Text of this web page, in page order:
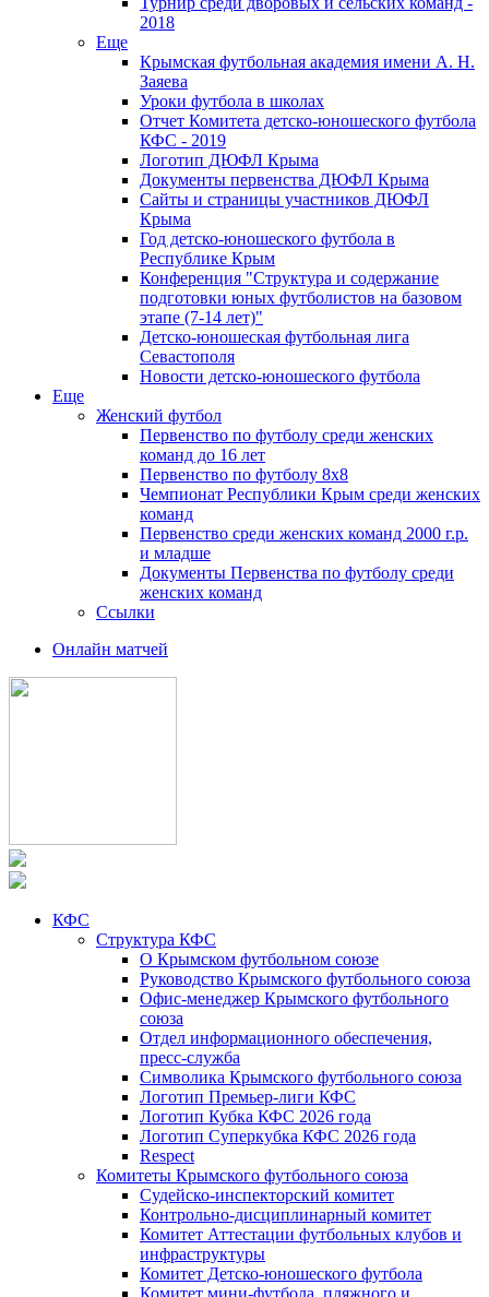
2018
Еще
Крымская футбольная академия имени А. Н.
Заяева
Уроки футбола в школах
Отчет Комитета детско-юношеского футбола
КФС - 2019
Логотип ДЮФЛ Крыма
Документы первенства ДЮФЛ Крыма
Сайты и страницы участников ДЮФЛ
Крыма
Год детско-юношеского футбола в
Республике Крым
Конференция "Структура и содержание
подготовки юных футболистов на базовом
этапе (7-14 лет)"
Детско-юношеская футбольная лига
Севастополя
Новости детско-юношеского футбола
Еще
Женский футбол
Первенство по футболу среди женских
команд до 16 лет
Первенство по футболу 8х8
Чемпионат Республики Крым среди женских
команд
Первенство среди женских команд 2000 г.р.
и младше
Документы Первенства по футболу среди
женских команд
Ссылки
Онлайн матчей
КФС
Структура КФС
О Крымском футбольном союзе
Руководство Крымского футбольного союза
Офис-менеджер Крымского футбольного
союза
Отдел информационного обеспечения,
пресс-служба
Символика Крымского футбольного союза
Логотип Премьер-лиги КФС
Логотип Кубка КФС 2026 года
Логотип Суперкубка КФС 2026 года
Respect
Комитеты Крымского футбольного союза
Судейско-инспекторский комитет
Контрольно-дисциплинарный комитет
Комитет Аттестации футбольных клубов и
инфраструктуры
Комитет Детско-юношеского футбола
Комитет мини-футбола, пляжного и